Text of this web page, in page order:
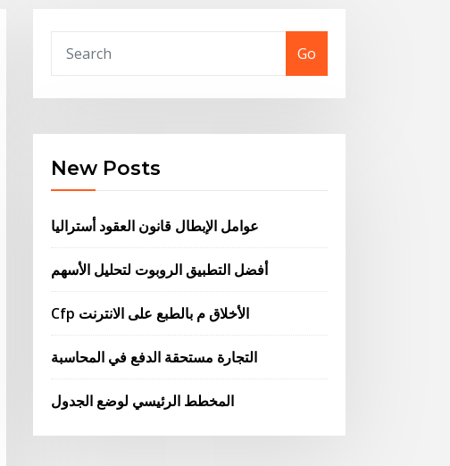
Go
New Posts
عوامل الإبطال قانون العقود أستراليا
أفضل التطبيق الروبوت لتحليل الأسهم
Cfp الأخلاق م بالطبع على الانترنت
التجارة مستحقة الدفع في المحاسبة
المخطط الرئيسي لوضع الجدول